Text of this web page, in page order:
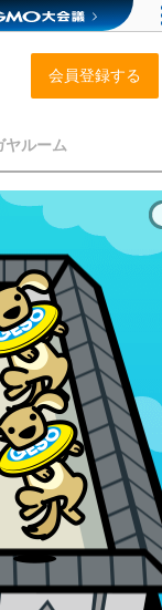
会員登録する
ヤルーム